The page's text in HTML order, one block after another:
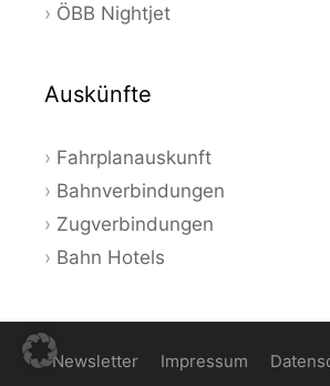
ÖBB Nightjet
Auskünfte
Fahrplanauskunft
Bahnverbindungen
Zugverbindungen
Bahn Hotels
Newsletter Impressum